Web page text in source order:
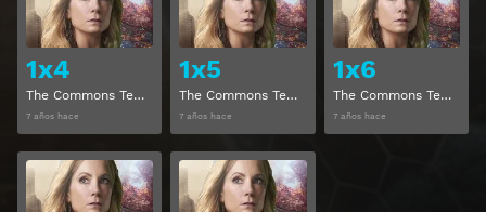
1x4
The Commons Temporada 1 Capitulo 4
7 años hace
1x5
The Commons Temporada 1 Capitulo 5
7 años hace
1x6
The Commons Temporada 1 Capitulo 6
7 años hace
Ver